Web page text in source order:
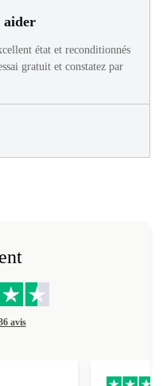
aider
état et reconditionnés
gratuit et constatez par
avis